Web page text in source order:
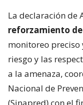
La declaración
reforzamiento
monitoreo preciso
riesgo y las
a la amenaza,
Nacional de
(Sinapred) con el